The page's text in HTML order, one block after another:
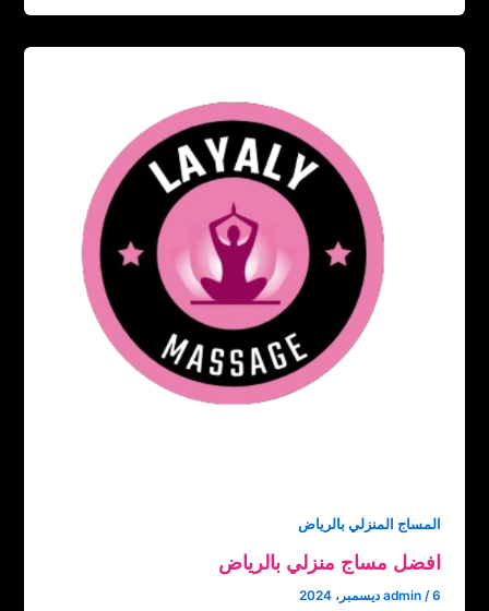
المساج المنزلي بالرياض
افضل مساج منزلي بالرياض
admin /6 ديسمبر، 2024